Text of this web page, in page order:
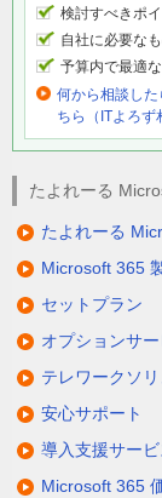
検討すべきポ
自社に必要な
予算内で最適
何から相談し
ちら（ITよろず
たよれーる
たよれーる
Microsoft 365
セットプラン
オプションサー
テレワークソ
安心サポート
導入支援サービ
Microsoft 365